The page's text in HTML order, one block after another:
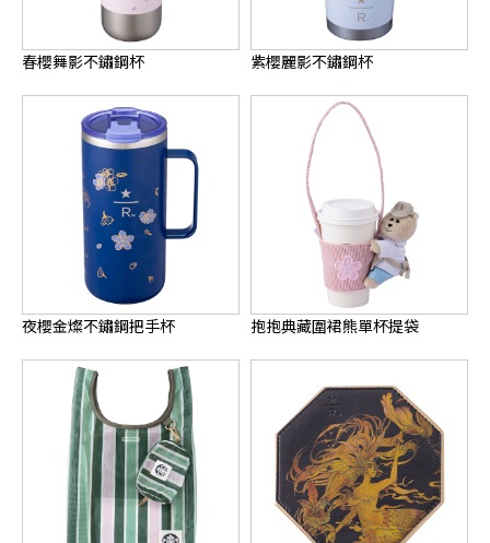
春櫻舞影不鏽鋼杯 紫櫻麗影不鏽鋼杯
夜櫻金燦不鏽鋼把手杯 抱抱典藏圍裙熊單杯提袋